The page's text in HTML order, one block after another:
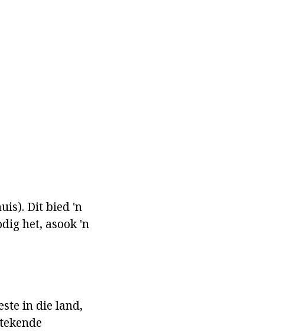
Dit bied 'n
het, asook 'n
in die land,